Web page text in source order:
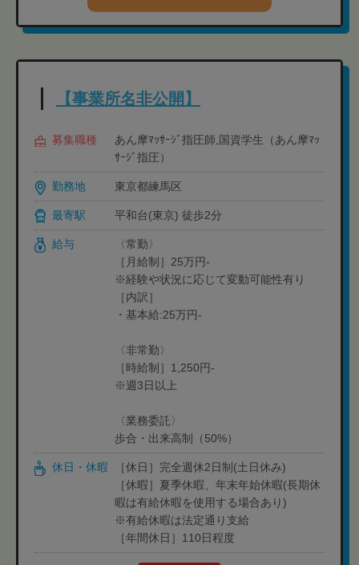
【事業所名非公開】
募集職種
あん摩ﾏｯｻｰｼﾞ指圧師,国資学生（あん摩ﾏｯ
ｻｰｼﾞ指圧）
勤務地 東京都練馬区
最寄駅 平和台(東京) 徒歩2分
給与
〈常勤〉
［月給制］25万円-
※経験や状況に応じて変動可能性有り
［内訳］
・基本給:25万円-
〈非常勤〉
［時給制］1,250円-
※週3日以上
〈業務委託〉
歩合・出来高制（50%）
休日・休暇
［休日］完全週休2日制(土日休み)
［休暇］夏季休暇、年末年始休暇(長期休
暇は有給休暇を使用する場合あり)
※有給休暇は法定通り支給
［年間休日］110日程度